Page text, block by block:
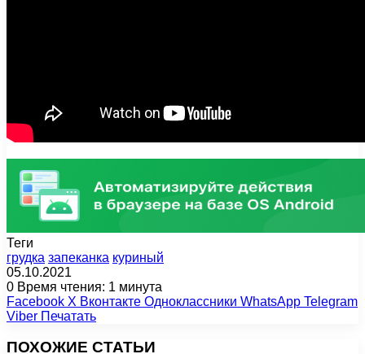
Теги
грудка запеканка куриный
05.10.2021
0 Время чтения: 1 минута
Facebook X Вконтакте Одноклассники WhatsApp Telegram
Viber Печатать
ПОХОЖИЕ СТАТЬИ